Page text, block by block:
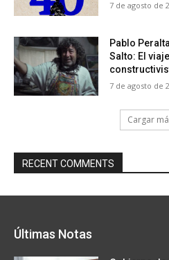
7 de agosto de
Pablo
Salto: El
7 de agosto de
Cargar
RECENT COMMENTS
Últimas Notas